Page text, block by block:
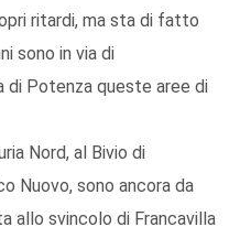
ritardi, ma sta di fatto
sono in via di
di Potenza queste aree di
Nord, al Bivio di
Nuovo, sono ancora da
allo svincolo di Francavilla